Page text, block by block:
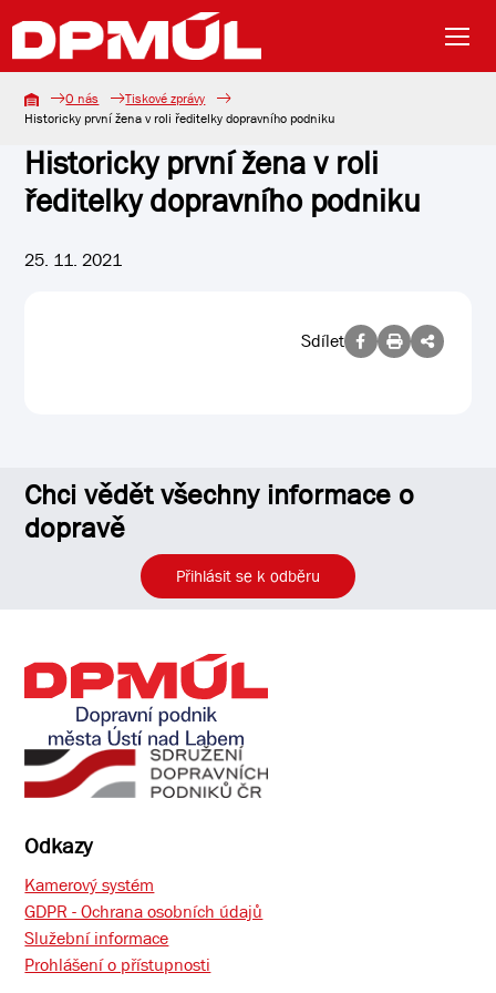
O nás
Tiskové zprávy
Historicky první žena v roli ředitelky dopravního podniku
Historicky první žena v roli
ředitelky dopravního podniku
25. 11. 2021
Sdílet
Chci vědět všechny informace o
dopravě
Přihlásit se k odběru
Odkazy
Kamerový systém
GDPR - Ochrana osobních údajů
Služební informace
Prohlášení o přístupnosti